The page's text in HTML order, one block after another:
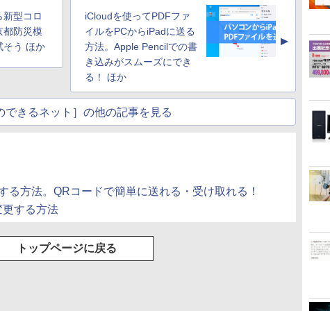
新型コロ
都防災模
そう ほか
iCloudを使ってPDFファ
イルをPCからiPadに送る
方法。Apple Pencilでの書
き込みがスムーズにでき
る！ ほか
▲
できるネット］の他の記事を見る
る方法。QRコードで簡単に送れる・受け取れる！
更する方法
トップページに戻る